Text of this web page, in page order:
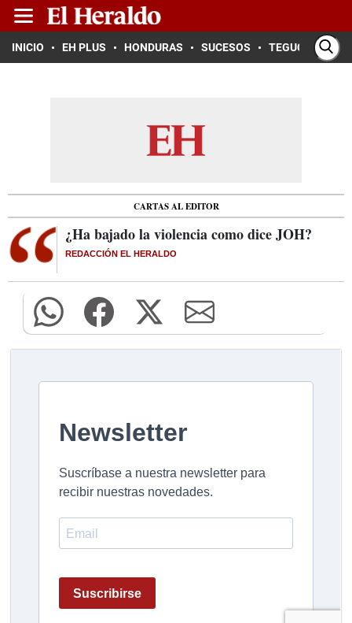
INICIO EH PLUS HONDURAS SUCESOS TEGUCIGALPA
CARTAS AL EDITOR
¿Ha bajado la violencia como dice JOH?
REDACCIÓN EL HERALDO